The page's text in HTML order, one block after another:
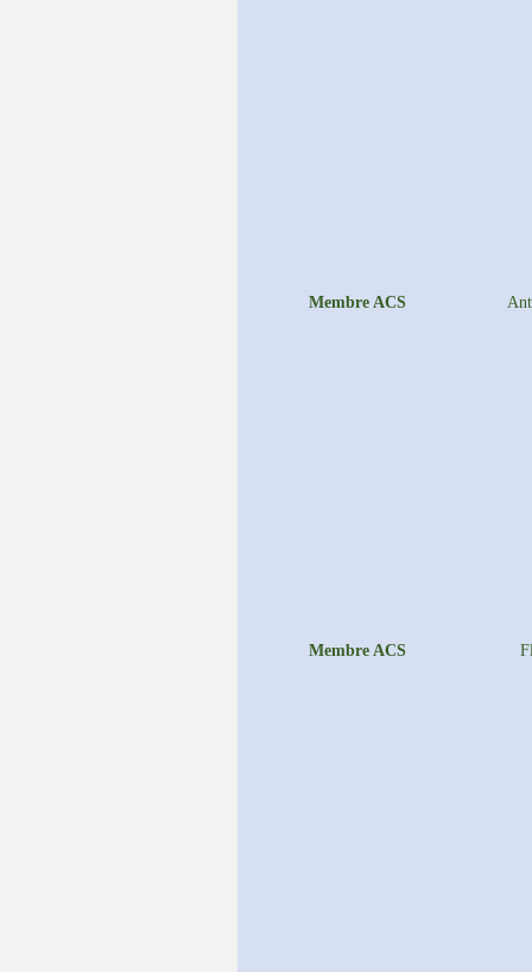
Membre ACS
Membre ACS